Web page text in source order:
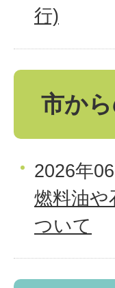
行)
市か
2026年
燃料油や
ついて